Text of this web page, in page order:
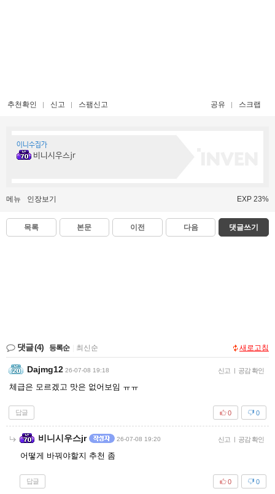
추천확인 신고 스팸신고 공유 스크랩
이니수집가
비니시우스jr
메뉴 인장보기 EXP 23%
목록 본문 이전 다음 댓글쓰기
댓글(4) 등록순 최신순 새로고침
Dajmg12 26-07-08 19:18 신고 공감 확인
체급은 모르겠고 맛은 없어보임 ㅠㅠ
답글 0
0
비니시우스jr 26-07-08 19:20 신고 공감 확인
어떻게 바꿔야할지 추천 좀
답글 0
0